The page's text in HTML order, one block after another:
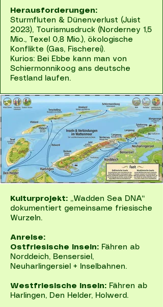
Herausforderungen:
Sturmfluten & Dünenverlust (Juist
2023), Tourismusdruck (Norderney 1,5
Mio., Texel 0,8 Mio.), ökologische
Konflikte (Gas, Fischerei).
Kurios: Bei Ebbe kann man von
Schiermonnikoog ans deutsche
Festland laufen.
Kulturprojekt: „Wadden Sea DNA“
dokumentiert gemeinsame friesische
Wurzeln.
Anreise:
Ostfriesische Inseln: Fähren ab
Norddeich, Bensersiel,
Neuharlingersiel + Inselbahnen.
Westfriesische Inseln: Fähren ab
Harlingen, Den Helder, Holwerd.